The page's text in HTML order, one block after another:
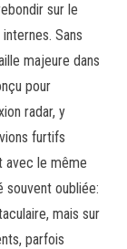
sur le
Sans
majeure dans
pour
radar, y
furtifs
avec le même
souvent oubliée:
mais sur
parfois